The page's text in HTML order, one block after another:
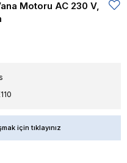
Motoru AC 230 V,
için tıklayınız